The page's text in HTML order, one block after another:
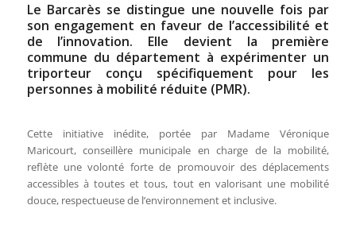
Le Barcarès se distingue une nouvelle fois par
son engagement en faveur de l’accessibilité et
de l’innovation. Elle devient la première
commune du département à expérimenter un
triporteur conçu spécifiquement pour les
personnes à mobilité réduite (PMR).
Cette initiative inédite, portée par Madame Véronique
Maricourt, conseillère municipale en charge de la mobilité,
reflète une volonté forte de promouvoir des déplacements
accessibles à toutes et tous, tout en valorisant une mobilité
douce, respectueuse de l’environnement et inclusive.